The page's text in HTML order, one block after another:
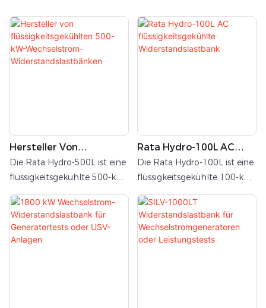
Hersteller Von
Flüssigkeitsgekühlten
500-KW-Wechselstrom-
Die Rata Hydro-500L ist eine
flüssigkeitsgekühlte 500-kW-
Wechselstrom-Lastbank, die
für Umgebungen mit hoher
Leistungsdichte entwickelt
wurde und kontrollierte
Rata Hydro-100L AC
Flüssigkeitsgekühlte
Widerstandslastbank
Die Rata Hydro-100L ist eine
flüssigkeitsgekühlte 100-kW-
Wechselstrom-Lastbank, die
für Umgebungen mit hoher
Leistungsdichte entwickelt
wurde und kontrollierte